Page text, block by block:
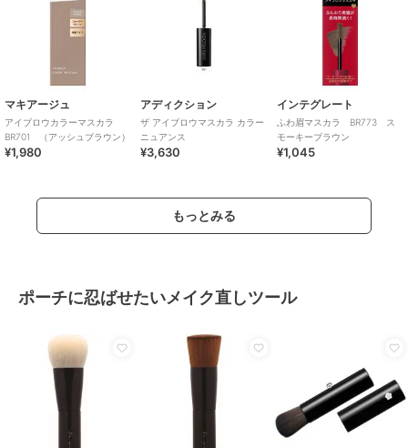
マキアージュ
アイブロウカラーマスカラ
BR701 （アッシュブラウン）
¥1,980
アディクション
ザ アイブロウマスカラ カラー
ニュアンス
¥3,630
インテグレート
ふわ眉マスカラ BR773 ス
モーキーブラウン
¥1,045
もっとみる
ポーチに忍ばせたいメイク直しツール